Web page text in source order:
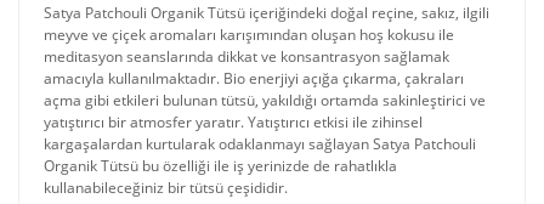
Satya Patchouli Organik Tütsü içeriğindeki doğal reçine, sakız, ilgili
meyve ve çiçek aromaları karışımından oluşan hoş kokusu ile
meditasyon seanslarında dikkat ve konsantrasyon sağlamak
amacıyla kullanılmaktadır. Bio enerjiyi açığa çıkarma, çakraları
açma gibi etkileri bulunan tütsü, yakıldığı ortamda sakinleştirici ve
yatıştırıcı bir atmosfer yaratır. Yatıştırıcı etkisi ile zihinsel
kargaşalardan kurtularak odaklanmayı sağlayan Satya Patchouli
Organik Tütsü bu özelliği ile iş yerinizde de rahatlıkla
kullanabileceğiniz bir tütsü çeşididir.